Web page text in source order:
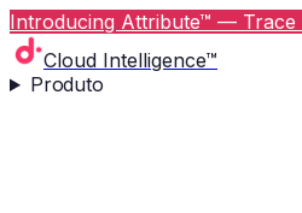
Introducing Attribute™ — Trace
Cloud Intelligence™
Produto